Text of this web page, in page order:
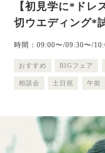
【初見学に*ドレ
切ウエディング*
時間：09:00〜/09:30〜/
おすすめ BIGフェア
相談会 土日祝 午前